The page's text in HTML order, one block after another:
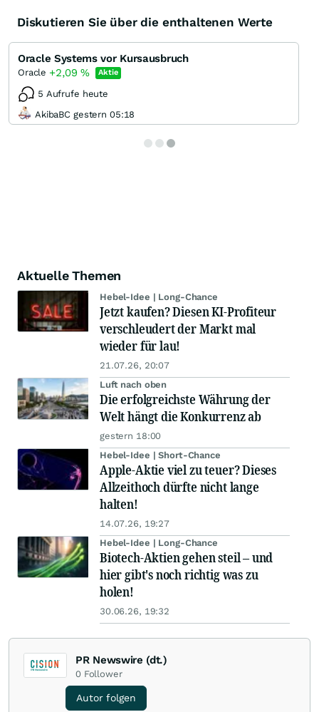
Diskutieren Sie über die enthaltenen Werte
Oracle Systems vor Kursausbruch
Oracle +2,09% Aktie
5 Aufrufe heute
AkibaBC gestern 05:18
Aktuelle Themen
Hebel-Idee | Long-Chance
Jetzt kaufen? Diesen KI-Profiteur
verschleudert der Markt mal
wieder für lau!
21.07.26, 20:07
Luft nach oben
Die erfolgreichste Währung der
Welt hängt die Konkurrenz ab
gestern 18:00
Hebel-Idee | Short-Chance
Apple-Aktie viel zu teuer? Dieses
Allzeithoch dürfte nicht lange
halten!
14.07.26, 19:27
Hebel-Idee | Long-Chance
Biotech-Aktien gehen steil – und
hier gibt's noch richtig was zu
holen!
30.06.26, 19:32
PR Newswire (dt.)
0 Follower
Autor folgen